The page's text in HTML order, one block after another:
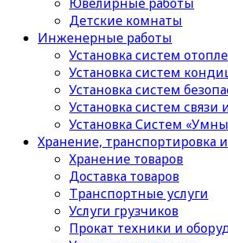
Детские комнаты
Инженерные работы
Установка систем
Установка систем
Установка систем
Установка систем
Установка Систем
Хранение, транспортировка
Хранение товаров
Доставка товаров
Транспортные услуги
Услуги грузчиков
Прокат техники и